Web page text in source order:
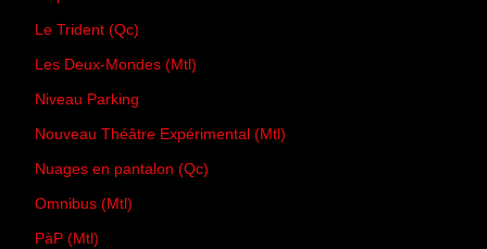
Le Trident (Qc)
Les Deux-Mondes (Mtl)
Niveau Parking
Nouveau Théâtre Expérimental (Mtl)
Nuages en pantalon (Qc)
Omnibus (Mtl)
PàP (Mtl)